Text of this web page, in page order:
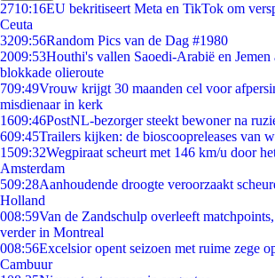
2710:16EU bekritiseert Meta en TikTok om
Ceuta
3209:56Random Pics van de Dag #1980
2009:53Houthi's vallen Saoedi-Arabië en Jemen
blokkade olieroute
709:49Vrouw krijgt 30 maanden cel voor
misdienaar in kerk
1609:46PostNL-bezorger steekt bewoner na
609:45Trailers kijken: de bioscoopreleases van
1509:32Wegpiraat scheurt met 146 km/u door
Amsterdam
509:28Aanhoudende droogte veroorzaakt
Holland
008:59Van de Zandschulp overleeft
verder in Montreal
008:56Excelsior opent seizoen met ruime zege
Cambuur